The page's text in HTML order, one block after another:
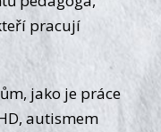
pracují
jako je práce
autismem